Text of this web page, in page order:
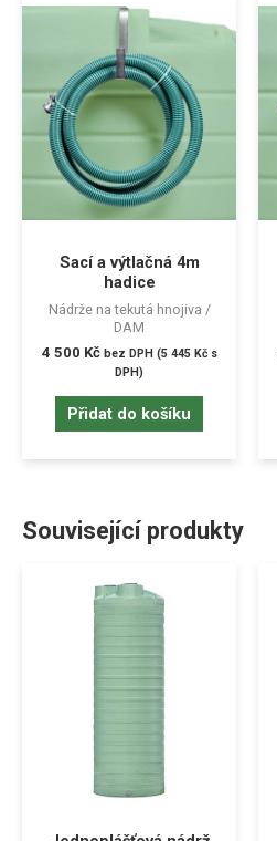
Sací a výtlačná 4m
hadice
Nádrže na tekutá hnojiva /
DAM
4 500 Kč bez DPH (5 445 Kčs
DPH)
Přidat do košíku
Související produkty